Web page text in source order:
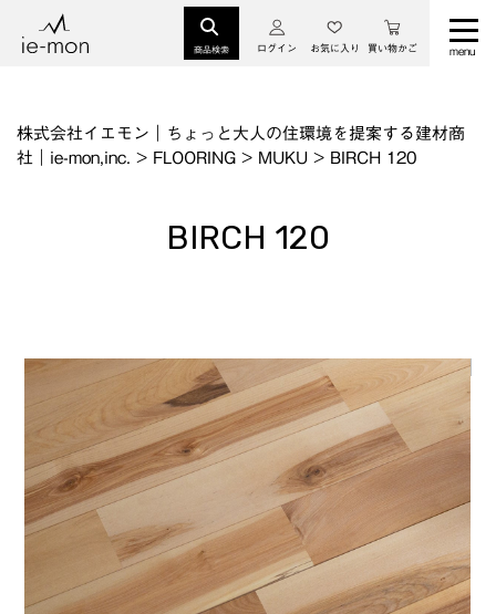
商品検索 ログイン お気に入り 買い物かご
株式会社イエモン｜ちょっと大人の住環境を提案する建材商
社｜ie-mon,inc. > FLOORING > MUKU > BIRCH 120
BIRCH 120